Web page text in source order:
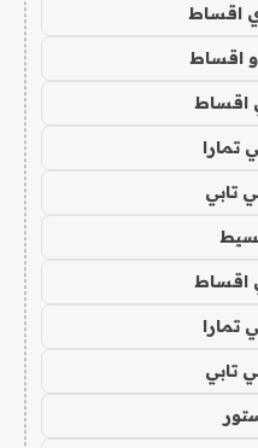
اقساط
اقساط
اقساط
تمارا
تابي
اقساط
تمارا
تابي